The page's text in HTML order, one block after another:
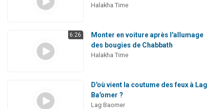
Halakha Time
6:26
Monter en voiture après l'allumage
des bougies de Chabbath
Halakha Time
D'où vient la coutume des feux à Lag
Ba'omer ?
Lag Baomer